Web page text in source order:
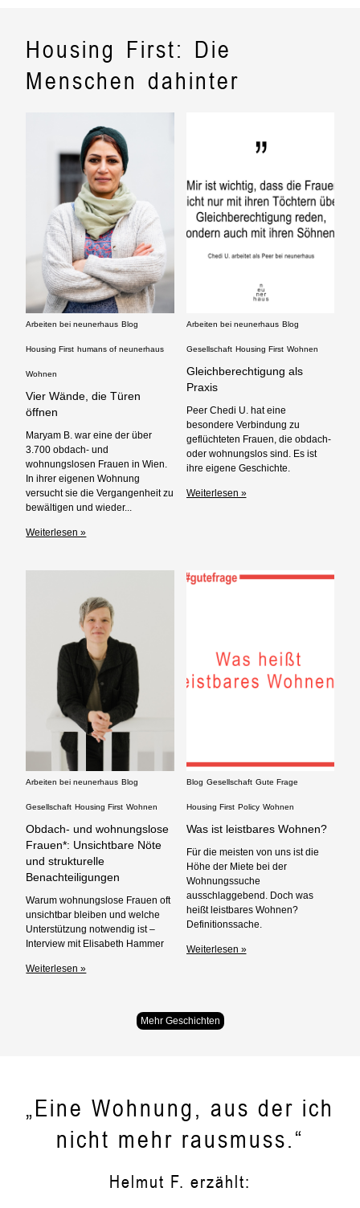
Housing First: Die
Menschen dahinter
Arbeiten bei neunerhaus Blog
Housing First humans of neunerhaus
Wohnen
Vier Wände, die Türen
öffnen
Maryam B. war eine der über
3.700 obdach- und
wohnungslosen Frauen in Wien.
In ihrer eigenen Wohnung
versucht sie die Vergangenheit zu
bewältigen und wieder...
Weiterlesen »
Arbeiten bei neunerhaus Blog
Gesellschaft Housing First Wohnen
Gleichberechtigung als
Praxis
Peer Chedi U. hat eine
besondere Verbindung zu
geflüchteten Frauen, die obdach-
oder wohnungslos sind. Es ist
ihre eigene Geschichte.
Weiterlesen »
Arbeiten bei neunerhaus Blog
Gesellschaft Housing First Wohnen
Obdach- und wohnungslose
Frauen*: Unsichtbare Nöte
und strukturelle
Benachteiligungen
Warum wohnungslose Frauen oft
unsichtbar bleiben und welche
Unterstützung notwendig ist –
Interview mit Elisabeth Hammer
Weiterlesen »
Blog Gesellschaft Gute Frage
Housing First Policy Wohnen
Was ist leistbares Wohnen?
Für die meisten von uns ist die
Höhe der Miete bei der
Wohnungssuche
ausschlaggebend. Doch was
heißt leistbares Wohnen?
Definitionssache.
Weiterlesen »
Mehr Geschichten
„Eine Wohnung, aus der ich
nicht mehr rausmuss.“
Helmut F. erzählt: